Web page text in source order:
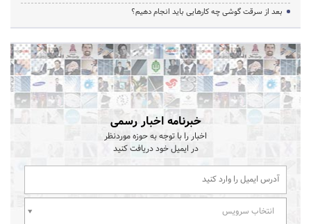
بعد از سرقت گوشی چه کارهایی باید انجام دهیم؟
خبرنامه اخبار رسمی
اخبار را با توجه به حوزه موردنظر
در ایمیل خود دریافت کنید
انتخاب سرویس